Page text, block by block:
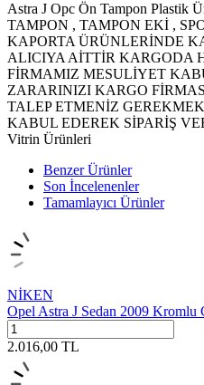
Astra J Opc Ön Tampon Plastik
TAMPON , TAMPON EKİ ,
KAPORTA ÜRÜNLERİNDE
ALICIYA AİTTİR KARGODA
FİRMAMIZ MESULİYET
ZARARINIZI KARGO
TALEP ETMENİZ
KABUL EDEREK SİPARİŞ
Vitrin Ürünleri
Benzer Ürünler
Son İncelenenler
Tamamlayıcı Ürünler
NİKEN
Opel Astra J Sedan 2009 Kromlu
2.016,00 TL